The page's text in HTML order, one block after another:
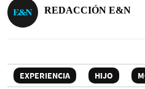
REDACCIÓN E&N
EXPERIENCIA HIJO